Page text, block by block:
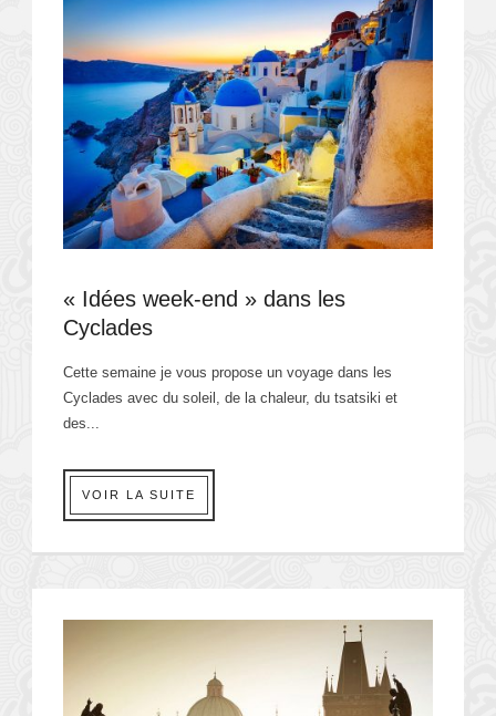
« Idées week-end » dans les
Cyclades
Cette semaine je vous propose un voyage dans les
Cyclades avec du soleil, de la chaleur, du tsatsiki et
des...
VOIR LA SUITE